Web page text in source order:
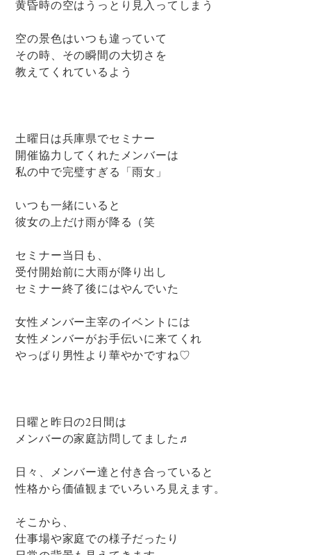
黄昏時の空はうっとり見入ってしまう
空の景色はいつも違っていて
その時、その瞬間の大切さを
教えてくれているよう
土曜日は兵庫県でセミナー
開催協力してくれたメンバーは
私の中で完璧すぎる「雨女」
いつも一緒にいると
彼女の上だけ雨が降る（笑
セミナー当日も、
受付開始前に大雨が降り出し
セミナー終了後にはやんでいた
女性メンバー主宰のイベントには
女性メンバーがお手伝いに来てくれ
やっぱり男性より華やかですね♡
日曜と昨日の2日間は
メンバーの家庭訪問してました♬
日々、メンバー達と付き合っていると
性格から価値観までいろいろ見えます。
そこから、
仕事場や家庭での様子だったり